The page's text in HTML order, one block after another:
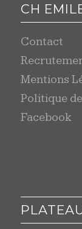
CH
Contact
Mentions
Politique
Facebook